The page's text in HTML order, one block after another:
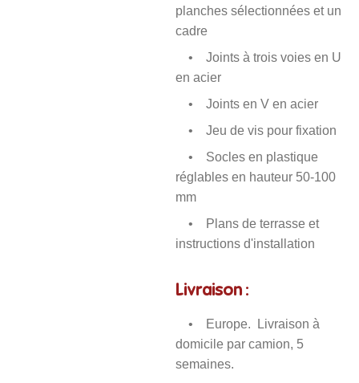
planches sélectionnées et un
cadre
• Joints à trois voies en U
en acier
• Joints en V en acier
• Jeu de vis pour fixation
• Socles en plastique
réglables en hauteur 50-100
mm
• Plans de terrasse et
instructions d'installation
Livraison :
• Europe. Livraison à
domicile par camion, 5
semaines.